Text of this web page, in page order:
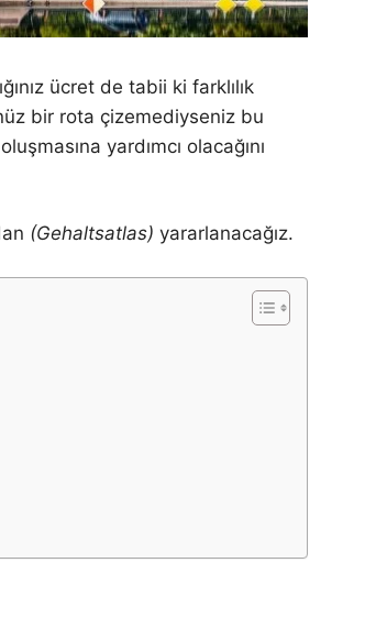
ücret de tabii ki farklılık
bir rota çizemediyseniz bu
yardımcı olacağını
(Gehaltsatlas) yararlanacağız.